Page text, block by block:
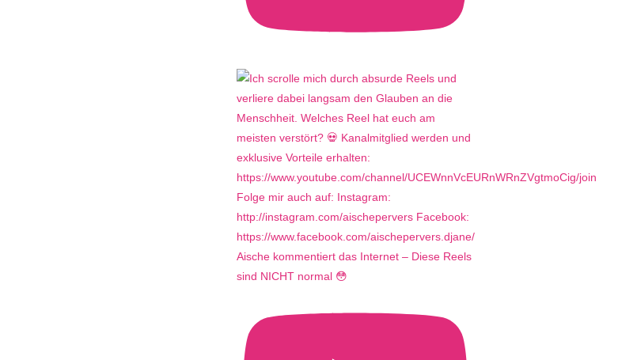
Aische kommentiert das Internet – Diese Reels
sind NICHT normal 😳